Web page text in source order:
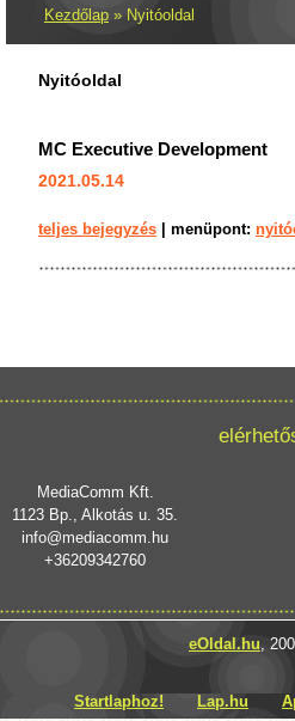
Kezdőlap » Nyitóoldal
Nyitóoldal
MC Executive Development
2021.05.14
teljes bejegyzés menüpont:
MediaComm Kft.
1123 Bp., Alkotás u. 35.
info@mediacomm.hu
+36209342760
eOldal.hu,
Startlaphoz!
Lap.hu